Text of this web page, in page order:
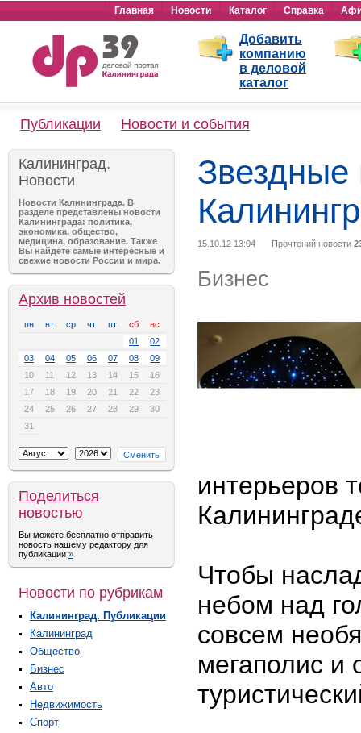
Главная Новости Каталог Справка
Добавить
компанию
в деловой
каталог
Публикации Новости и события
Калининград.
Новости
Новости Калининграда. В
разделе представлены новости
Калининграда: политика,
экономика, общество,
медицина, образование. Также
Вы найдете самые интересные и
свежие новости России и мира.
Архив новостей
пн вт ср чт пт сб
вс
01
02
03
04 05 06 07 08
09
10
11 12 13 14 15
16
17
18 19 20 21 22
23
24
25 26 27 28 29
30
31
Поделиться
новостью
Вы можете бесплатно отправить
новость нашему редактору для
публикации »
Новости по рубрикам
Калининград. Публикации
Калининград
Общество
Бизнес
Авто
Недвижимость
Спорт
Звездные
15.10.12 13:04 Прочтений новости
Бизнес
интерьеров
Чтобы
небом над
совсем
мегаполис и